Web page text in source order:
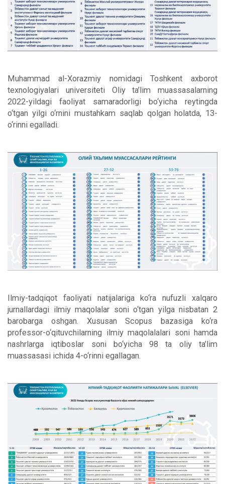
Muhammad al-Xorazmiy nomidagi Toshkent axborot
texnologiyalari universiteti Oliy ta’lim muassasalarning
2022-yildagi faoliyat samaradorligi bo‘yicha reytingda
o‘tgan yilgi o‘rnini mustahkam saqlab qolgan holatda, 13-
o‘rinni egalladi.
Ilmiy-tadqiqot faoliyati natijalariga ko‘ra nufuzli xalqaro
jurnallardagi ilmiy maqolalar soni o‘tgan yilga nisbatan 2
barobarga oshgan. Xususan Scopus bazasiga ko‘ra
professor-o‘qituvchilarning ilmiy maqolalalari soni hamda
nashrlarga iqtiboslar soni bo‘yicha 98 ta oliy ta’lim
muassasasi ichida 4-o‘rinni egallagan.